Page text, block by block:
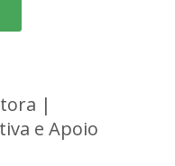
|
e Apoio